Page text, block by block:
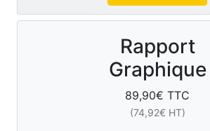
Rapport
Graphique
89,90€ TTC
(74,92€ HT)